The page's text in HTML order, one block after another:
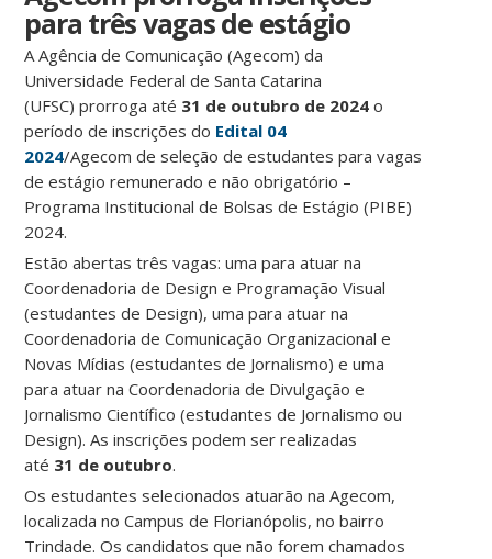
para três vagas de estágio
A Agência de Comunicação (Agecom) da
Universidade Federal de Santa Catarina
(UFSC) prorroga até 31 de outubro de 2024 o
período de inscrições do Edital 04
2024/Agecom de seleção de estudantes para vagas
de estágio remunerado e não obrigatório –
Programa Institucional de Bolsas de Estágio (PIBE)
2024.
Estão abertas três vagas: uma para atuar na
Coordenadoria de Design e Programação Visual
(estudantes de Design), uma para atuar na
Coordenadoria de Comunicação Organizacional e
Novas Mídias (estudantes de Jornalismo) e uma
para atuar na Coordenadoria de Divulgação e
Jornalismo Científico (estudantes de Jornalismo ou
Design). As inscrições podem ser realizadas
até 31 de outubro.
Os estudantes selecionados atuarão na Agecom,
localizada no Campus de Florianópolis, no bairro
Trindade. Os candidatos que não forem chamados